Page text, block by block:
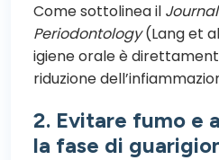
Come sottolinea il
Periodontology(Lang et
igiene orale è
riduzione
2. Evitare fumo e
la fase di